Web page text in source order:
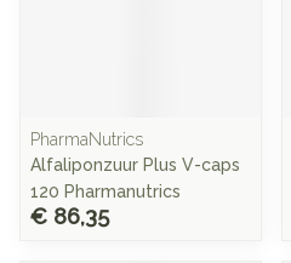
PharmaNutrics
Alfaliponzuur Plus V-caps
120 Pharmanutrics
€ 86,35